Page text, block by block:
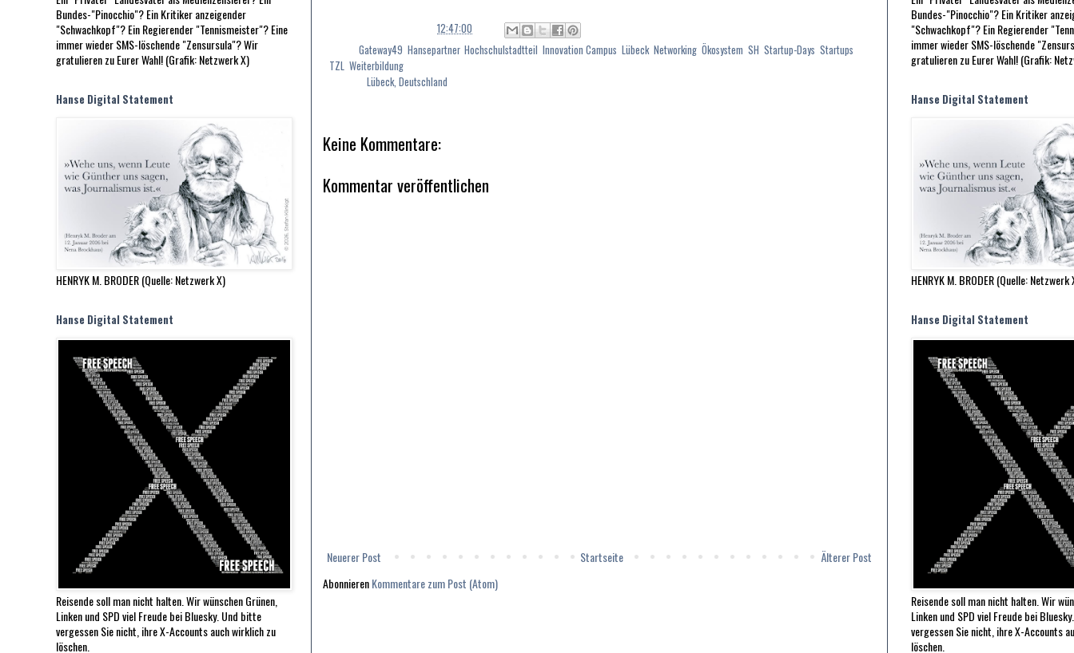
12:47:00
Gateway49 Hansepartner, Hochschulstadtteil Innovation Campus Lübeck, Networking Ökosystem SH Startup-Days Startups
TZL Weiterbildung
Lübeck, Deutschland
Keine Kommentare:
Kommentar veröffentlichen
Neuerer Post Älterer Post
Startseite
AbonnierenKommentare zum Post (Atom)
Bundes-"Pinocchio"? Ein Kritiker anzeigender
"Schwachkopf"? Ein Regierender "Tennismeister"? Eine
immer wieder SMS-löschende "Zensursula"? Wir
gratulieren zu Eurer Wahl! (Grafik: Netzwerk X)
Hanse Digital Statement
HENRYK M. BRODER (Quelle: Netzwerk X)
Hanse Digital Statement
Reisende soll man nicht halten. Wir wünschen Grünen,
Linken und SPD viel Freude bei Bluesky. Und bitte
vergessen Sie nicht, ihre X-Accounts auch wirklich zu
löschen.
Bundes-"Pinocchio"? Ein Kritiker
"Schwachkopf"? Ein Regierender
immer wieder SMS-löschende
gratulieren zu Eurer Wahl! (Grafik:
Hanse Digital Statement
HENRYK M. BRODER (Quelle: Netzwerk
Hanse Digital Statement
Reisende soll man nicht halten. Wir
Linken und SPD viel Freude bei
vergessen Sie nicht, ihre X-Accounts
löschen.